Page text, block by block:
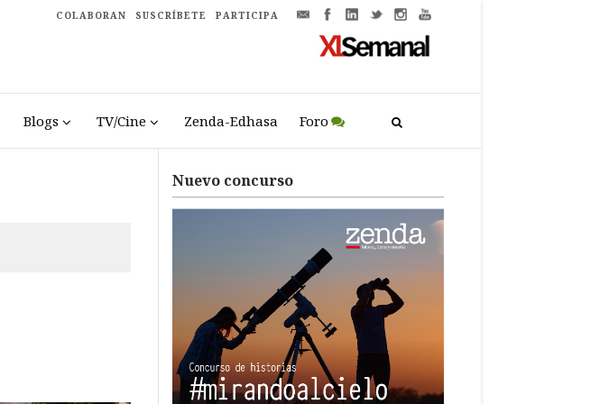
COLABORAN SUSCRÍBETE PARTICIPA
Blogs TV/Cine Zenda-Edhasa Foro
Nuevo concurso